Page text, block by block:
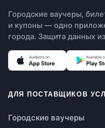
Городские ваучеры,
и купоны — одно
города. Защита данных
ДЛЯ ПОСТАВЩИКОВ
Городские ваучеры